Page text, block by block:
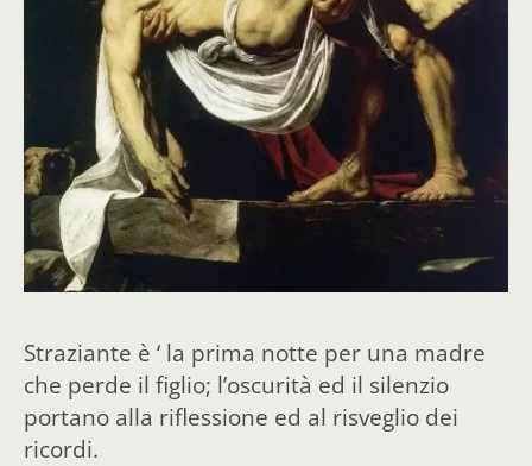
Straziante è ‘ la prima notte per una madre
che perde il figlio; l’oscurità ed il silenzio
portano alla riflessione ed al risveglio dei
ricordi.